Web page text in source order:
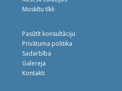
Moskītu tīkli
Pasūtīt konsultāciju
Privātuma politika
Sadarbība
Galereja
Kontakti